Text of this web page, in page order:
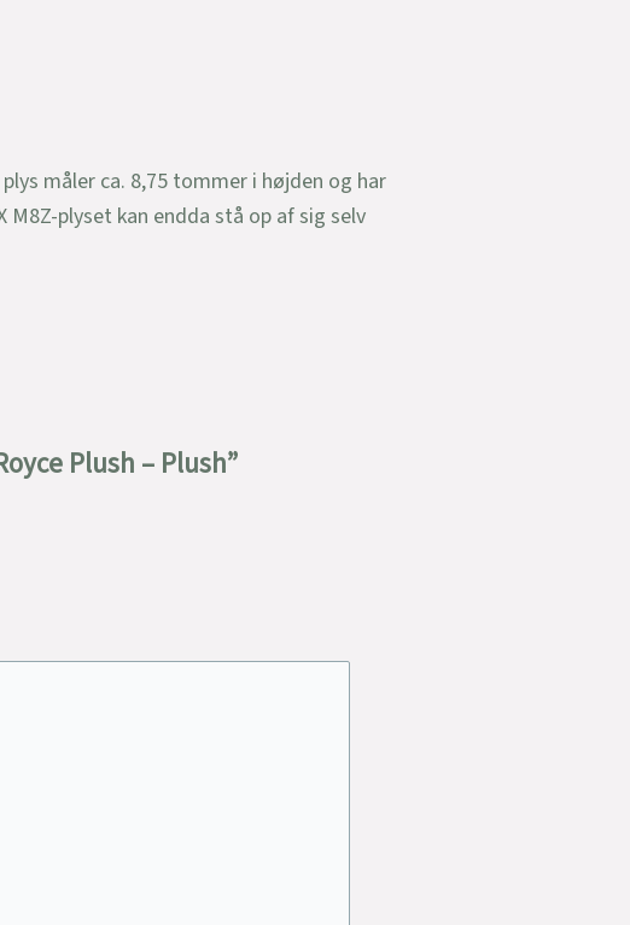
måler ca. 8,75 tommer i højden og har
plyset kan endda stå op af sig selv
Plush – Plush”